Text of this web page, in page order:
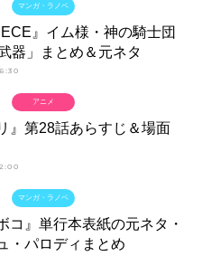
』イム様・神の騎士団
器」まとめ＆元ネタ
マンガ・ラノベ
』第28話あらすじ＆場面
アニメ
コ』単行本表紙の元ネタ・
・パロディまとめ
マンガ・ラノベ